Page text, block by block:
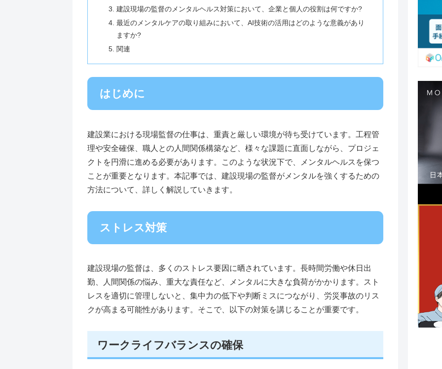
建設現場の監督のメンタルヘルス対策において、企業と個人の役割は何ですか?
最近のメンタルケアの取り組みにおいて、AI技術の活用はどのような意義があり
ますか?
関連
はじめに
建設業における現場監督の仕事は、重責と厳しい環境が待ち受けています。工程管
理や安全確保、職人との人間関係構築など、様々な課題に直面しながら、プロジェ
クトを円滑に進める必要があります。このような状況下で、メンタルヘルスを保つ
ことが重要となります。本記事では、建設現場の監督がメンタルを強くするための
方法について、詳しく解説していきます。
ストレス対策
建設現場の監督は、多くのストレス要因に晒されています。長時間労働や休日出
勤、人間関係の悩み、重大な責任など、メンタルに大きな負荷がかかります。スト
レスを適切に管理しないと、集中力の低下や判断ミスにつながり、労災事故のリス
クが高まる可能性があります。そこで、以下の対策を講じることが重要です。
ワークライフバランスの確保